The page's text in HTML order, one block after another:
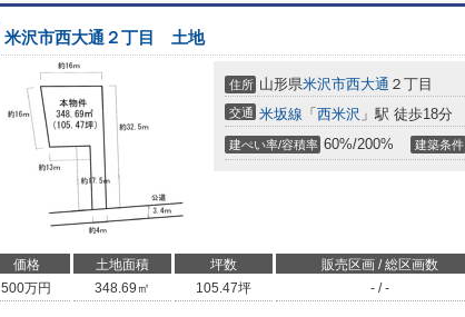
米沢市西大通２丁目 土地
住所 山形県米沢市西大通 ２丁目
交通 米坂線 「 西米沢 」駅 徒歩18分
建ぺい率/容積率 60%/200% 建築条件
価格 土地面積 坪数 販売区画 / 総区画数
500万円 348.69㎡ 105.47坪 - / -